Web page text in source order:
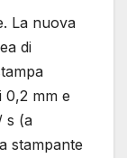
La nuova
di
0,2 mm e
s (a
stampante